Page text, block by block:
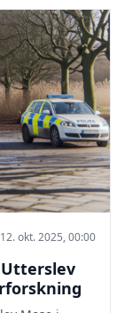
12. okt. 2025, 00:00